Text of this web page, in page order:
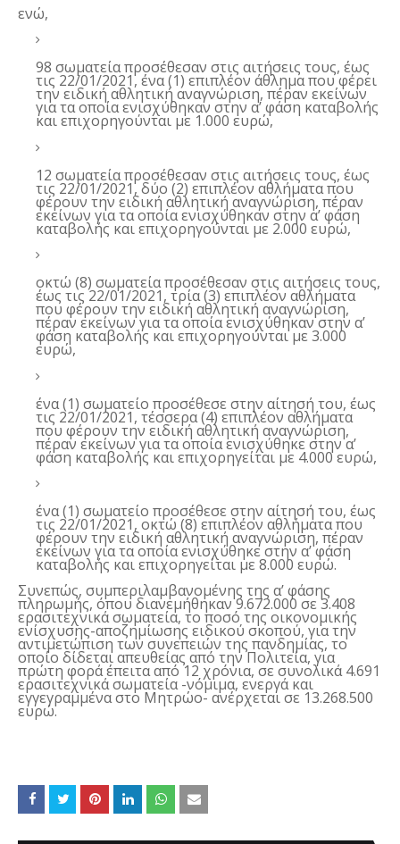
ενώ,
98 σωματεία προσέθεσαν στις αιτήσεις τους, έως
τις 22/01/2021, ένα (1) επιπλέον άθλημα που φέρει
την ειδική αθλητική αναγνώριση, πέραν εκείνων
για τα οποία ενισχύθηκαν στην α’ φάση καταβολής
και επιχορηγούνται με 1.000 ευρώ,
12 σωματεία προσέθεσαν στις αιτήσεις τους, έως
τις 22/01/2021, δύο (2) επιπλέον αθλήματα που
φέρουν την ειδική αθλητική αναγνώριση, πέραν
εκείνων για τα οποία ενισχύθηκαν στην α’ φάση
καταβολής και επιχορηγούνται με 2.000 ευρώ,
οκτώ (8) σωματεία προσέθεσαν στις αιτήσεις τους,
έως τις 22/01/2021, τρία (3) επιπλέον αθλήματα
που φέρουν την ειδική αθλητική αναγνώριση,
πέραν εκείνων για τα οποία ενισχύθηκαν στην α’
φάση καταβολής και επιχορηγούνται με 3.000
ευρώ,
ένα (1) σωματείο προσέθεσε στην αίτησή του, έως
τις 22/01/2021, τέσσερα (4) επιπλέον αθλήματα
που φέρουν την ειδική αθλητική αναγνώριση,
πέραν εκείνων για τα οποία ενισχύθηκε στην α’
φάση καταβολής και επιχορηγείται με 4.000 ευρώ,
ένα (1) σωματείο προσέθεσε στην αίτησή του, έως
τις 22/01/2021, οκτώ (8) επιπλέον αθλήματα που
φέρουν την ειδική αθλητική αναγνώριση, πέραν
εκείνων για τα οποία ενισχύθηκε στην α’ φάση
καταβολής και επιχορηγείται με 8.000 ευρώ.
Συνεπώς, συμπεριλαμβανομένης της α’ φάσης
πληρωμής, όπου διανεμήθηκαν 9.672.000 σε 3.408
ερασιτεχνικά σωματεία, το ποσό της οικονομικής
ενίσχυσης-αποζημίωσης ειδικού σκοπού, για την
αντιμετώπιση των συνεπειών της πανδημίας, το
οποίο δίδεται απευθείας από την Πολιτεία, για
πρώτη φορά έπειτα από 12 χρόνια, σε συνολικά 4.691
ερασιτεχνικά σωματεία -νόμιμα, ενεργά και
εγγεγραμμένα στο Μητρώο- ανέρχεται σε 13.268.500
ευρώ.